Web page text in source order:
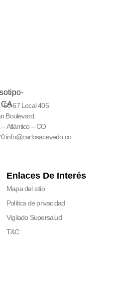
50-67 Local 405
Boulevard.
Atlántico – CO
info@carlosacevedo.co
Enlaces De Interés
Mapa del sitio
Política de privacidad
Vigilado Supersalud
T&C